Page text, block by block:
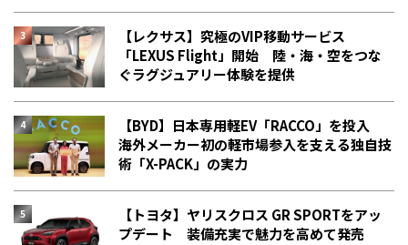
【レクサス】究極のVIP移動サービス
「LEXUS Flight」開始 陸・海・空をつな
ぐラグジュアリー体験を提供
【BYD】日本専用軽EV「RACCO」を投入
海外メーカー初の軽市場参入を支える独自技
術「X-PACK」の実力
【トヨタ】ヤリスクロス GR SPORTをアッ
プデート 装備充実で魅力を高めて発売